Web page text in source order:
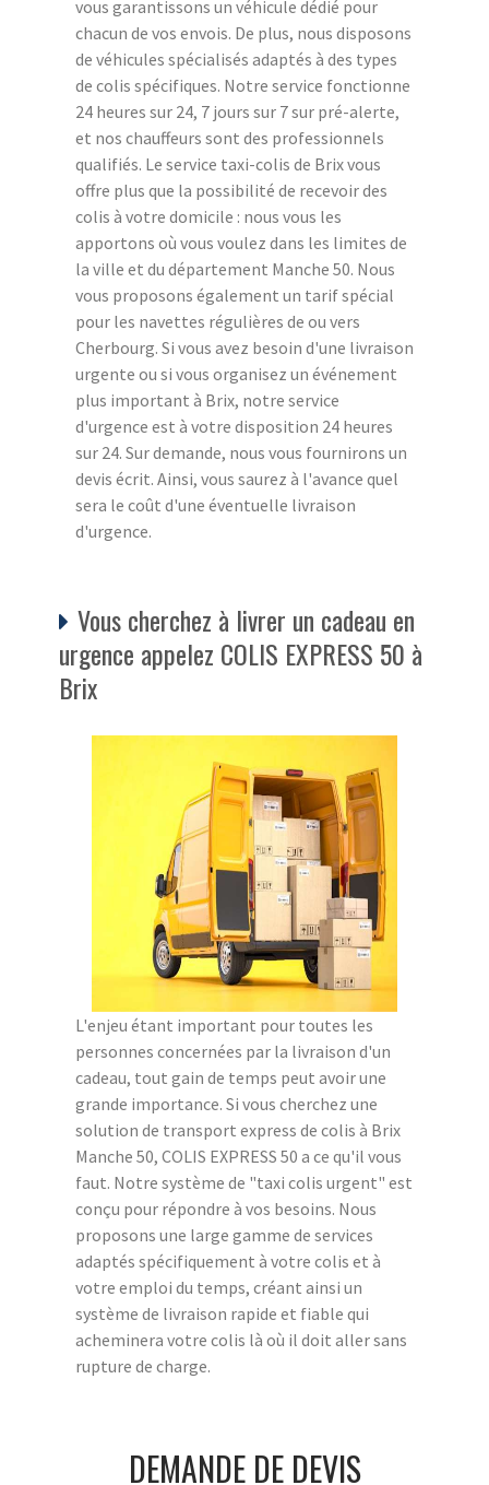
vous garantissons un véhicule dédié pour
chacun de vos envois. De plus, nous disposons
de véhicules spécialisés adaptés à des types
de colis spécifiques. Notre service fonctionne
24 heures sur 24, 7 jours sur 7 sur pré-alerte,
et nos chauffeurs sont des professionnels
qualifiés. Le service taxi-colis de Brix vous
offre plus que la possibilité de recevoir des
colis à votre domicile : nous vous les
apportons où vous voulez dans les limites de
la ville et du département Manche 50. Nous
vous proposons également un tarif spécial
pour les navettes régulières de ou vers
Cherbourg. Si vous avez besoin d'une livraison
urgente ou si vous organisez un événement
plus important à Brix, notre service
d'urgence est à votre disposition 24 heures
sur 24. Sur demande, nous vous fournirons un
devis écrit. Ainsi, vous saurez à l'avance quel
sera le coût d'une éventuelle livraison
d'urgence.
Vous cherchez à livrer un cadeau en
urgence appelez COLIS EXPRESS 50 à
Brix
L'enjeu étant important pour toutes les
personnes concernées par la livraison d'un
cadeau, tout gain de temps peut avoir une
grande importance. Si vous cherchez une
solution de transport express de colis à Brix
Manche 50, COLIS EXPRESS 50 a ce qu'il vous
faut. Notre système de "taxi colis urgent" est
conçu pour répondre à vos besoins. Nous
proposons une large gamme de services
adaptés spécifiquement à votre colis et à
votre emploi du temps, créant ainsi un
système de livraison rapide et fiable qui
acheminera votre colis là où il doit aller sans
rupture de charge.
DEMANDE DE DEVIS